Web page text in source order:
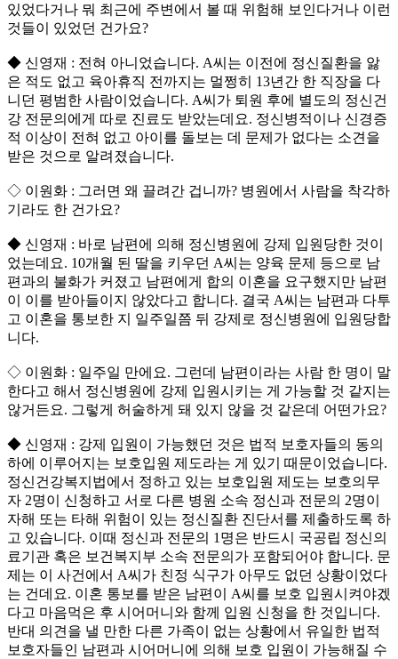
있었다거나 뭐 최근에 주변에서 볼 때 위험해 보인다거나 이런
것들이 있었던 건가요?
◆ 신영재 : 전혀 아니었습니다. A씨는 이전에 정신질환을 앓
은 적도 없고 육아휴직 전까지는 멀쩡히 13년간 한 직장을 다
니던 평범한 사람이었습니다. A씨가 퇴원 후에 별도의 정신건
강 전문의에게 따로 진료도 받았는데요. 정신병적이나 신경증
적 이상이 전혀 없고 아이를 돌보는 데 문제가 없다는 소견을
받은 것으로 알려졌습니다.
◇ 이원화 : 그러면 왜 끌려간 겁니까? 병원에서 사람을 착각하
기라도 한 건가요?
◆ 신영재 : 바로 남편에 의해 정신병원에 강제 입원당한 것이
었는데요. 10개월 된 딸을 키우던 A씨는 양육 문제 등으로 남
편과의 불화가 커졌고 남편에게 합의 이혼을 요구했지만 남편
이 이를 받아들이지 않았다고 합니다. 결국 A씨는 남편과 다투
고 이혼을 통보한 지 일주일쯤 뒤 강제로 정신병원에 입원당합
니다.
◇ 이원화 : 일주일 만에요. 그런데 남편이라는 사람 한 명이 말
한다고 해서 정신병원에 강제 입원시키는 게 가능할 것 같지는
않거든요. 그렇게 허술하게 돼 있지 않을 것 같은데 어떤가요?
◆ 신영재 : 강제 입원이 가능했던 것은 법적 보호자들의 동의
하에 이루어지는 보호입원 제도라는 게 있기 때문이었습니다.
정신건강복지법에서 정하고 있는 보호입원 제도는 보호의무
자 2명이 신청하고 서로 다른 병원 소속 정신과 전문의 2명이
자해 또는 타해 위험이 있는 정신질환 진단서를 제출하도록 하
고 있습니다. 이때 정신과 전문의 1명은 반드시 국공립 정신의
료기관 혹은 보건복지부 소속 전문의가 포함되어야 합니다. 문
제는 이 사건에서 A씨가 친정 식구가 아무도 없던 상황이었다
는 건데요. 이혼 통보를 받은 남편이 A씨를 보호 입원시켜야겠
다고 마음먹은 후 시어머니와 함께 입원 신청을 한 것입니다.
반대 의견을 낼 만한 다른 가족이 없는 상황에서 유일한 법적
보호자들인 남편과 시어머니에 의해 보호 입원이 가능해질 수